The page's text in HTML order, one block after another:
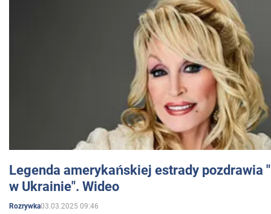
Legenda amerykańskiej estrady pozdrawia
w Ukrainie". Wideo
Rozrywka03.03.2025 09:46